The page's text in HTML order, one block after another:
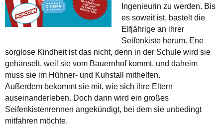
Ingenieurin zu werden. Bis
es soweit ist, bastelt die
Elfjährige an ihrer
Seifenkiste herum. Ene
sorglose Kindheit ist das nicht, denn in der Schule wird sie
gehänselt, weil sie vom Bauernhof kommt, und daheim
muss sie im Hühner- und Kuhstall mithelfen.
Außerdem bekommt sie mit, wie sich ihre Eltern
auseinanderleben. Doch dann wird ein großes
Seifenkistenrennen angekündigt, bei dem sie unbedingt
mitfahren möchte.